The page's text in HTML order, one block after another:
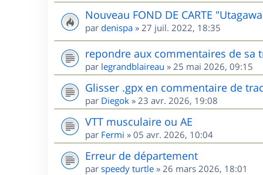
Nouveau FOND DE CARTE
par denispa » 27 juil. 2022, 18:35
repondre aux commentaires de sa
par legrandblaireau » 25 mai 2026, 09:15
Glisser .gpx en commentaire de
par Diegok » 23 avr. 2026, 19:08
VTT musculaire ou AE
par Fermi » 05 avr. 2026, 10:04
Erreur de département
par speedy turtle » 26 mars 2026, 18:01